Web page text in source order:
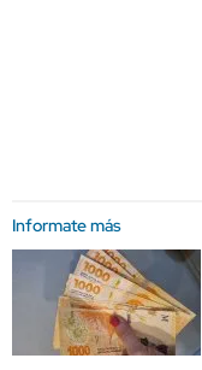
Informate más